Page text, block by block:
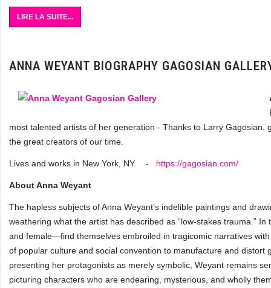
LIRE LA SUITE...
ANNA WEYANT BIOGRAPHY GAGOSIAN
most talented artists of her generation - Thanks to Larry
the great creators of our time.
Lives and works in New York, NY. - https://gagosian.com/
About Anna Weyant
The hapless subjects of Anna Weyant’s indelible paintings and
weathering what the artist has described as “low-stakes trauma.”
and female—find themselves embroiled in tragicomic narratives
of popular culture and social convention to manufacture and
presenting her protagonists as merely symbolic, Weyant remains
picturing characters who are endearing, mysterious, and wholly